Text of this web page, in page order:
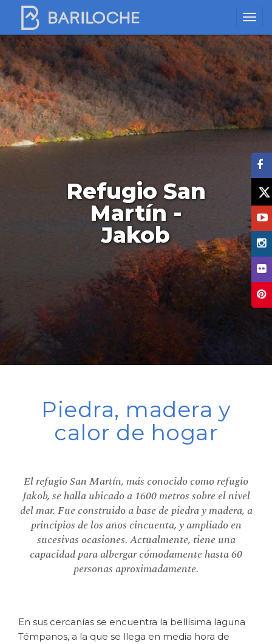
Refugio San
Martín -
Jakob
Piedra, madera y
calor de hogar
El refugio San Martín, más conocido como refugio
Jakob, se halla ubicado a 1600 metros sobre el nivel
del mar. Fue construido a base de piedra y madera, a
principios de los años cincuenta, y ampliado en
sucesivas ocasiones. Actualmente, tiene una
capacidad para albergar cómodamente hasta 60
personas aproximadamente.
En sus cercanías se encuentra la bellísima laguna
Témpanos, a la que se llega en media hora de